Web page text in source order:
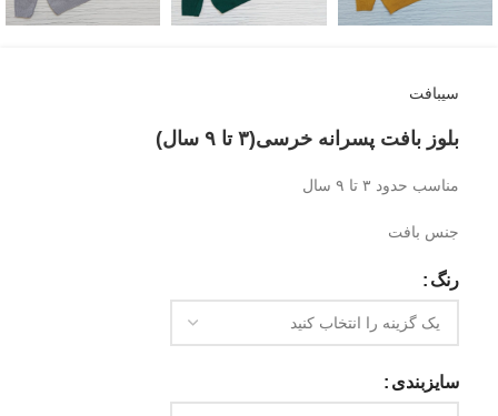
سیبافت
بلوز بافت پسرانه خرسی(۳ تا ۹ سال)
مناسب حدود ۳ تا ۹ سال
جنس بافت
رنگ
سایزبندی